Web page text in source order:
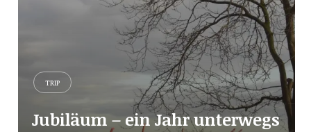
TRIP
Jubiläum – ein Jahr unterwegs